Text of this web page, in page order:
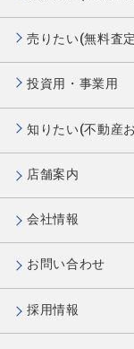
売りたい(無料査
投資用・事業用
知りたい(不動産
店舗案内
会社情報
お問い合わせ
採用情報